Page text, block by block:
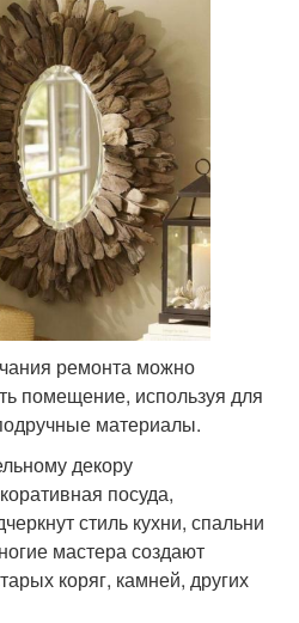
ремонта можно
помещение, используя для
материалы.
декору
посуда,
стиль кухни, спальни
мастера создают
коряг, камней, других